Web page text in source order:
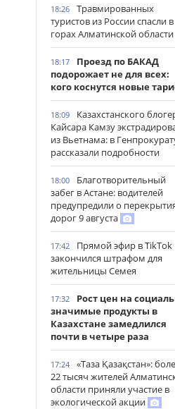
18:26
Травмированных
туристов из России спасли в
горах Алматинской области
18:17
Проезд по БАКАД
подорожает не для всех:
кого коснутся новые
18:09
Казахстанского
Кайсара Камзу
из Вьетнама: в
рассказали подробности
18:00
Благотворительный
забег в Астане: водителей
предупредили о
дорог 9 августа
17:42
Прямой эфир в TikTok
закончился штрафом для
жительницы Семея
17:32
Рост цен на
значимые продукты в
Казахстане замедлился
почти в четыре раза
17:24
«Таза Қазақстан»:
22 тысяч жителей
области приняли участие в
экологической акции